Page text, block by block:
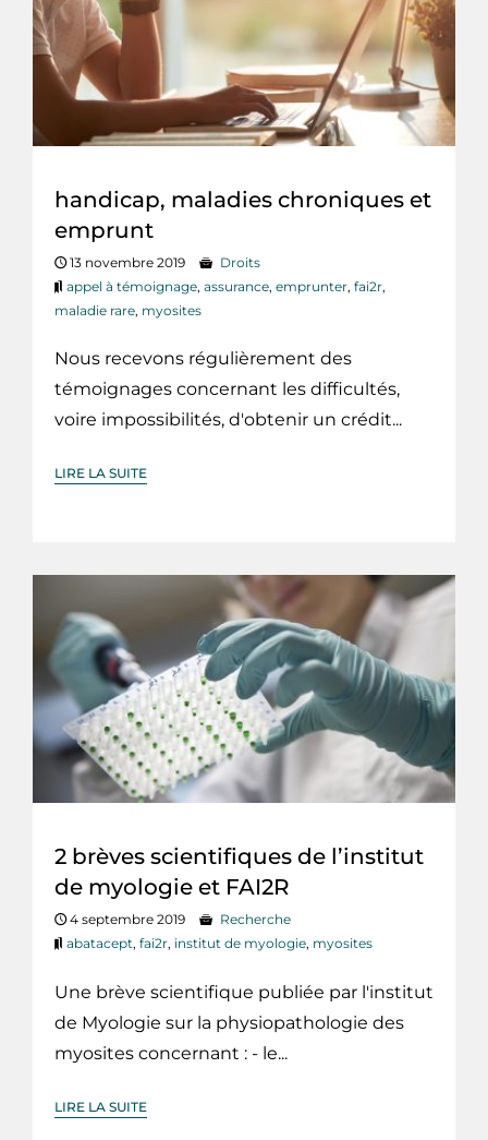
handicap, maladies chroniques et
emprunt
13 novembre 2019
Droits
appel à témoignage, assurance, emprunter, fai2r,
maladie rare, myosites
Nous recevons régulièrement des
témoignages concernant les difficultés,
voire impossibilités, d'obtenir un crédit...
LIRE LA SUITE
2 brèves scientifiques de l’institut
de myologie et FAI2R
4 septembre 2019
Recherche
abatacept, fai2r, institut de myologie, myosites
Une brève scientifique publiée par l'institut
de Myologie sur la physiopathologie des
myosites concernant : - le...
LIRE LA SUITE